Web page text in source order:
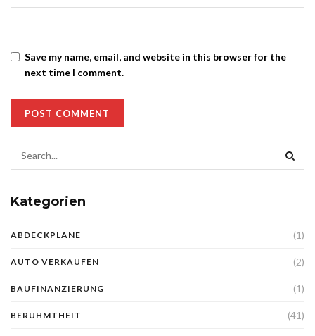
Save my name, email, and website in this browser for the
next time I comment.
Kategorien
ABDECKPLANE (1)
AUTO VERKAUFEN (2)
BAUFINANZIERUNG (1)
BERUHMTHEIT (41)